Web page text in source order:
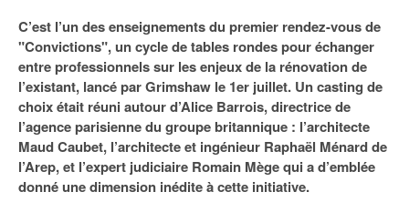
Services urbains
Attractivité
Innovation
Transport
Marchés publics
77
78
91
92
Nominations
Portraits
Agenda
Les Assises du Grand Paris
Éditions précédentes
Le podcast
Ecouter les épisodes
Lire les résumés
C’est l’un des enseignements du premier rendez-vous de
"Convictions", un cycle de tables rondes pour échanger
entre professionnels sur les enjeux de la rénovation de
l’existant, lancé par Grimshaw le 1er juillet. Un casting de
choix était réuni autour d’Alice Barrois, directrice de
l’agence parisienne du groupe britannique : l’architecte
Maud Caubet, l’architecte et ingénieur Raphaël Ménard de
l’Arep, et l’expert judiciaire Romain Mège qui a d’emblée
donné une dimension inédite à cette initiative.